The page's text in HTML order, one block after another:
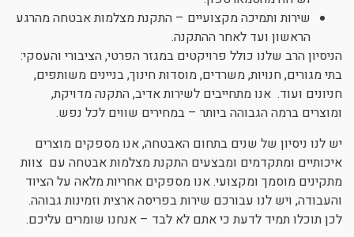
שירות ותמיכה מקצועיים – התקנת מצלמות אבטחה מהרגע
הראשון ועד לאחר ההתקנה.
הניסיון הרב שלנו כולל פרויקטים במגזר הפרטי, הציבורי והעסקי:
בתי מגורים, חנויות, משרדים, מוסדות חינוך, בניינים משותפים,
חניונים ועוד. אנו מתחייבים לשירות אדיב, התקנה מדויקת,
ומוצרים ברמה הגבוהה ביותר – במחירים שווים לכל נפש.
יש לנו ניסיון של שנים בתחום האבטחה, אנו מספקים מוצרים
איכותיים ומתקדמים ומבצעים התקנת מצלמות אבטחה עם צוות
מתקינים מוסמך ומקצועי. אנו מספקים אחריות מלאה על הציוד
והעבודה, ויש לנו עבורכם שירות בפריסה ארצית וזמינות גבוהה.
לכן תוכלו תמיד לדעת כי אתם לא לבד – אנחנו שומרים עליכם.